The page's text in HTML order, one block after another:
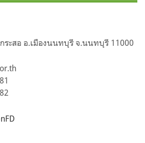
ระสอ อ.เมืองนนทบุรี จ.นนทบุรี 11000